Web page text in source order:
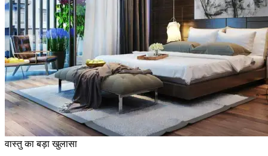
वास्तु का बड़ा खुलासा